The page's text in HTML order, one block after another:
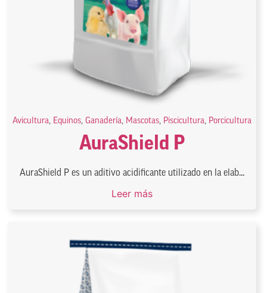
Avicultura, Equinos, Ganadería, Mascotas, Piscicultura, Porcicultura
AuraShield P
AuraShield P es un aditivo acidificante utilizado en la elab...
Leer más